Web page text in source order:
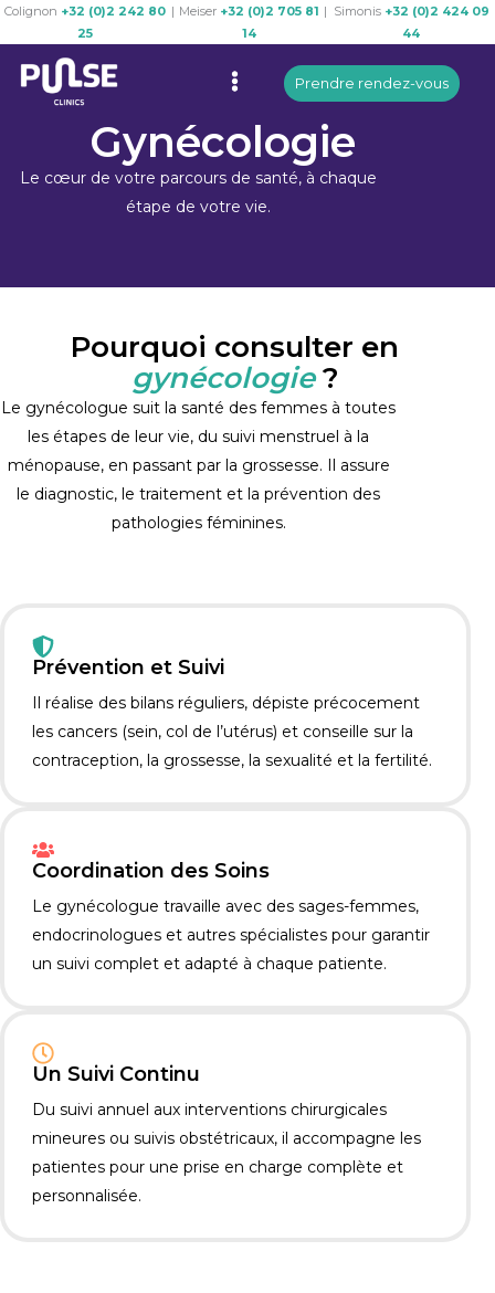
Skip
to
content
Colignon +32 (0)2 242 80
25
| Meiser +32 (0)2 705 81
14
| Simonis +32 (0)2 424 09
44
Menu Prendre rendez-vous
Gynécologie
Le cœur de votre parcours de santé, à chaque
étape de votre vie.
Pourquoi consulter en
gynécologie ?
Le gynécologue suit la santé des femmes à toutes
les étapes de leur vie, du suivi menstruel à la
ménopause, en passant par la grossesse. Il assure
le diagnostic, le traitement et la prévention des
pathologies féminines.
Prévention et Suivi
Il réalise des bilans réguliers, dépiste précocement
les cancers (sein, col de l’utérus) et conseille sur la
contraception, la grossesse, la sexualité et la fertilité.
Coordination des Soins
Le gynécologue travaille avec des sages-femmes,
endocrinologues et autres spécialistes pour garantir
un suivi complet et adapté à chaque patiente.
Un Suivi Continu
Du suivi annuel aux interventions chirurgicales
mineures ou suivis obstétricaux, il accompagne les
patientes pour une prise en charge complète et
personnalisée.